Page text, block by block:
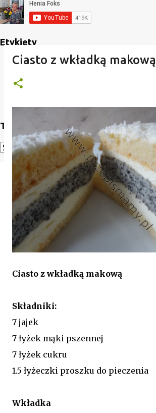
Etykiety
Translate
Powered by Translate
Ciasto z wkładką makową
Ciasto z wkładką makową
Składniki:
7 jajek
7 łyżek mąki pszennej
7 łyżek cukru
1.5 łyżeczki proszku do pieczenia
Wkładka